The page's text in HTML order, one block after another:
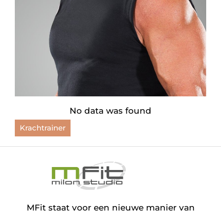
No data was found
Krachtrainer
MFit staat voor een nieuwe manier van